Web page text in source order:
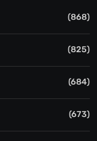
(868)
(825)
(684)
(673)